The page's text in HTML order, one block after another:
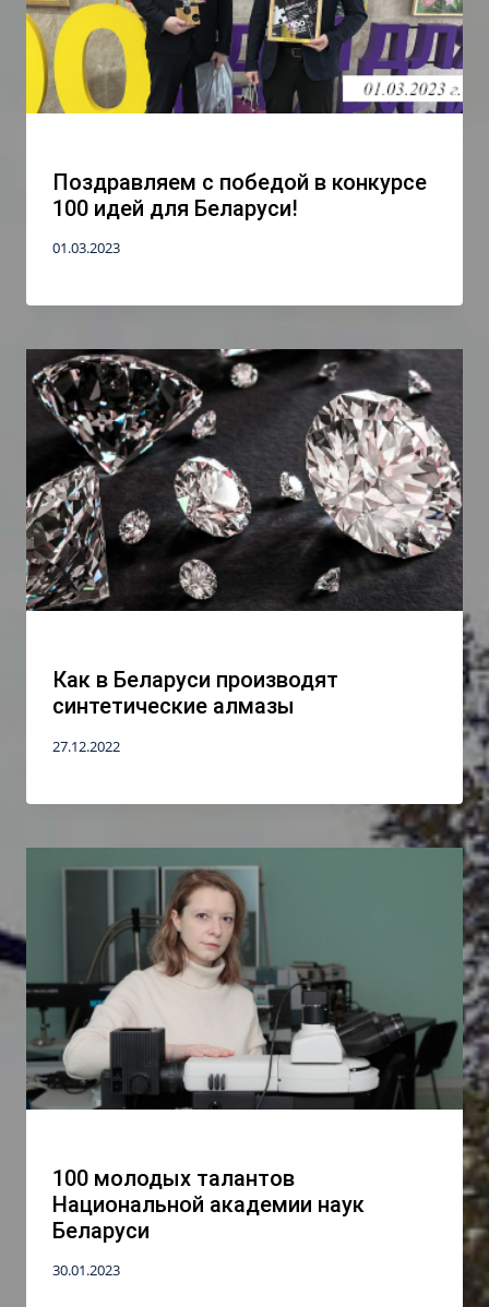
Поздравляем с победой в конкурсе
100 идей для Беларуси!
01.03.2023
Как в Беларуси производят
синтетические алмазы
27.12.2022
100 молодых талантов
Национальной академии наук
Беларуси
30.01.2023